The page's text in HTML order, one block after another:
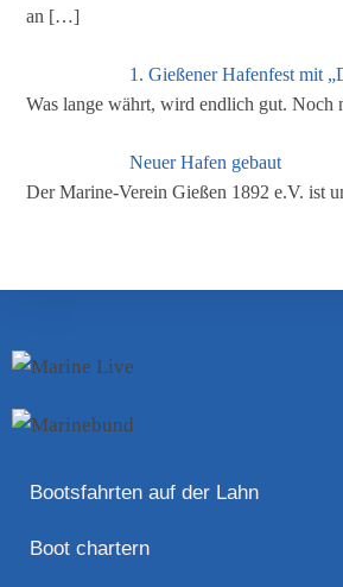
an […]
1. Gießener Hafenfest mit
Was lange währt, wird endlich gut. Noch
Neuer Hafen gebaut
Der Marine-Verein Gießen 1892 e.V. ist
Bootsfahrten auf der Lahn
Boot chartern